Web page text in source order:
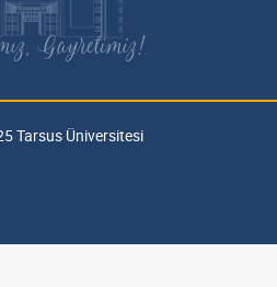
Gayretimiz!
Tarsus Üniversitesi